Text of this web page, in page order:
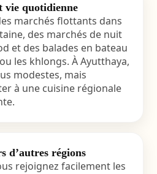
vie quotidienne
marchés flottants dans
des marchés de nuit
et des balades en bateau
les khlongs. À Ayutthaya,
modestes, mais
à une cuisine régionale
d’autres régions
rejoignez facilement les